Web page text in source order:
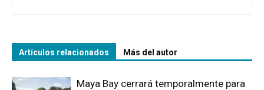
Artículos relacionados Más del autor
Maya Bay cerrará temporalmente para